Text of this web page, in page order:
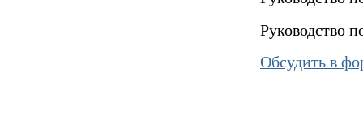
Руководство
Обсудить в